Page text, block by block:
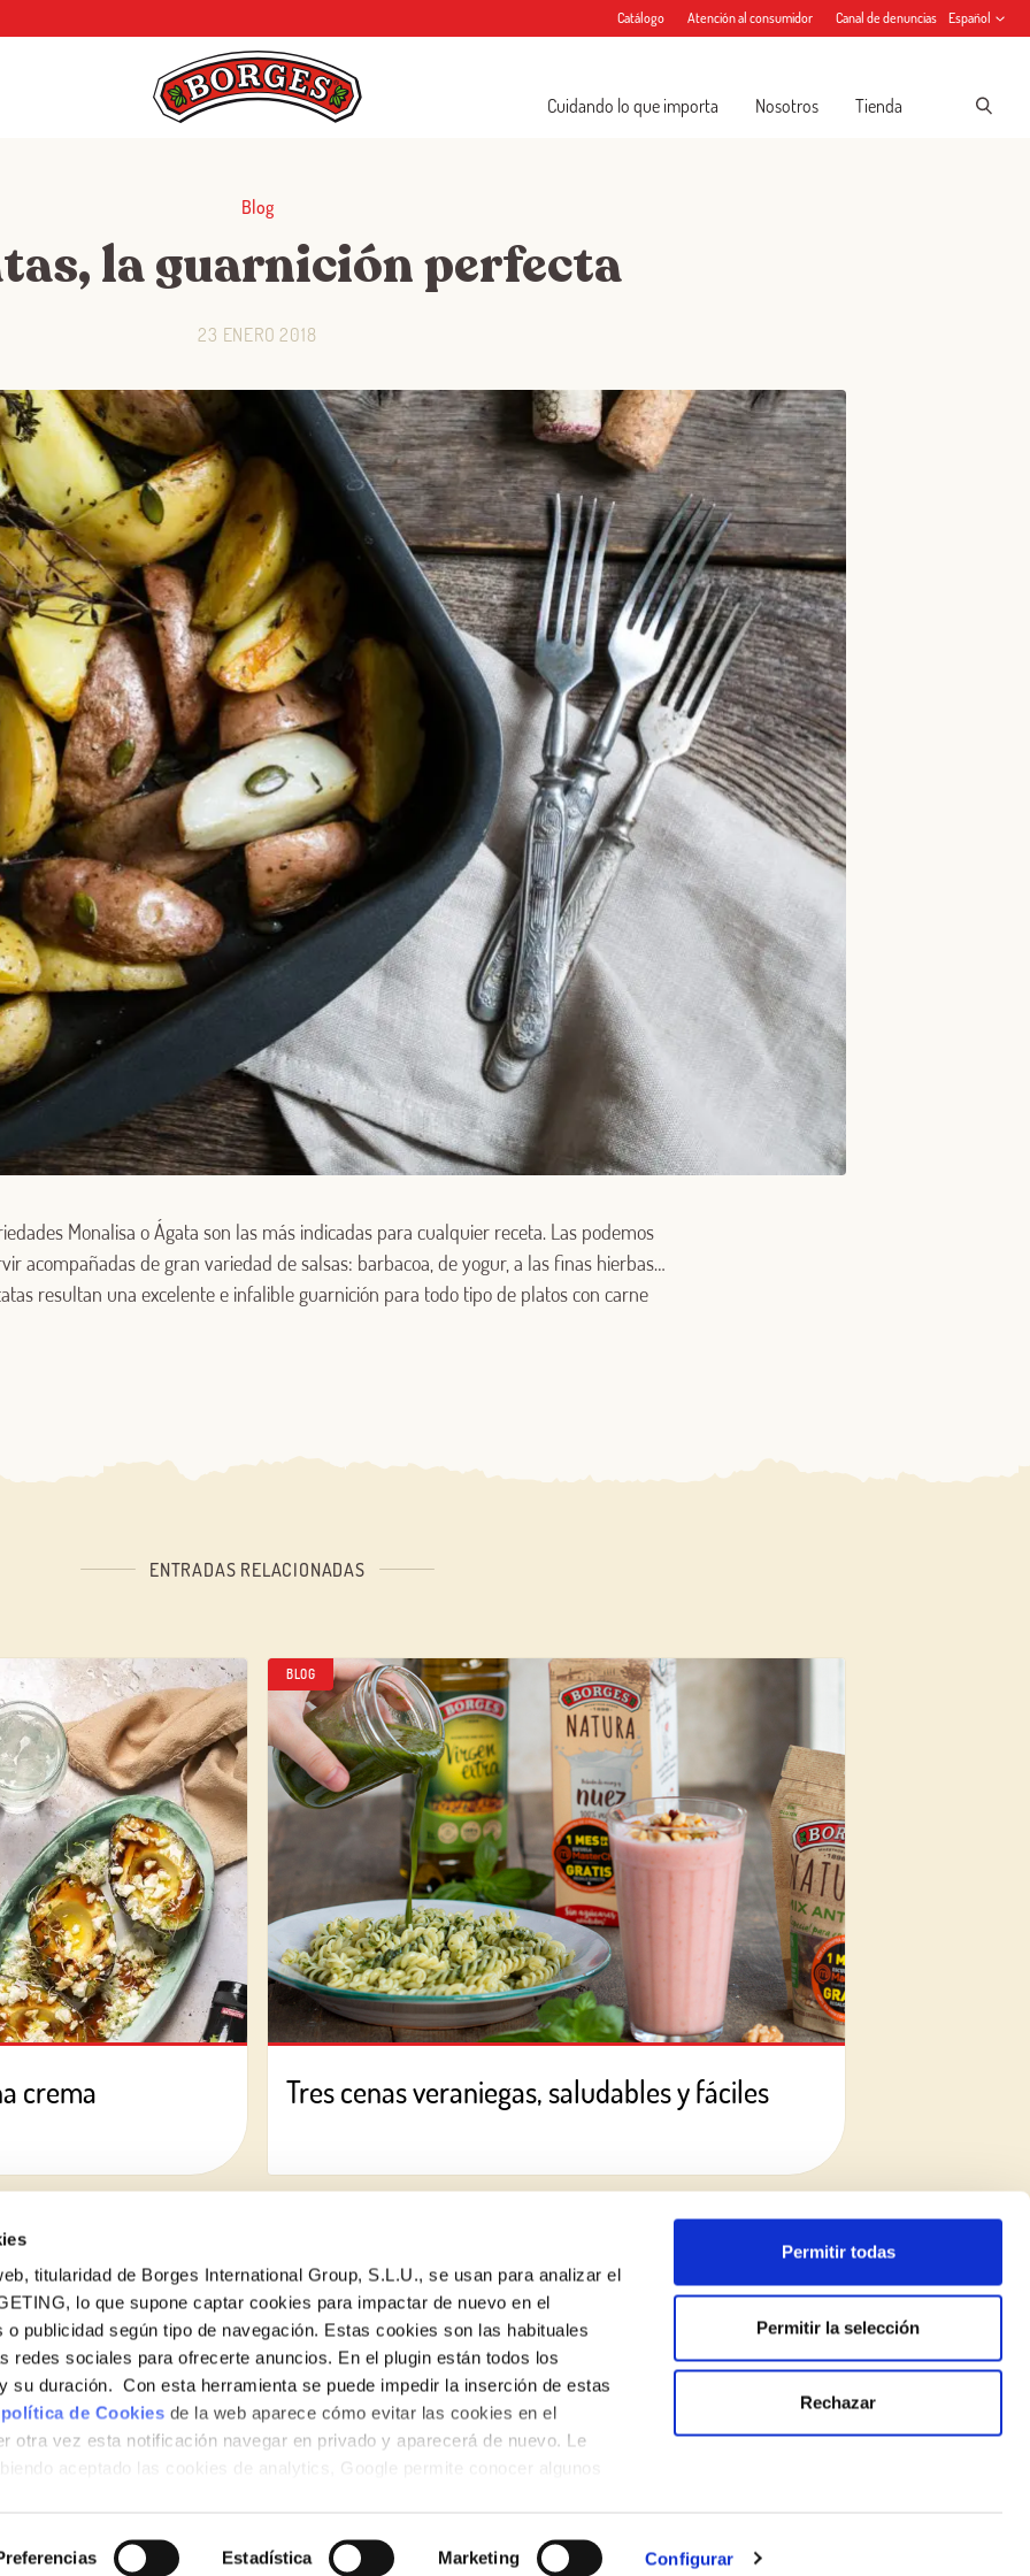
titularidad de Borges International Group, S.L.U., se usan para analizar el
lo que supone captar cookies para impactar de nuevo en el
publicidad según tipo de navegación. Estas cookies son las habituales
redes sociales para ofrecerte anuncios. En el plugin están todos los
su duración. Con esta herramienta se puede impedir la inserción de estas
de Cookies de la web aparece cómo evitar las cookies en el
otra vez esta notificación navegar en privado y aparecerá de nuevo. Le
aceptado las cookies de analytics, Google permite conocer algunos
Estadística Marketing Configurar
Permitir todas
Permitir la selección
Rechazar
Catálogo Atención al consumidor Canal de denuncias Español
Cuidando lo que importa Nosotros Tienda
Blog
la guarnición perfecta
23 ENERO 2018
Monalisa o Ágata son las más indicadas para cualquier receta. Las podemos
acompañadas de gran variedad de salsas: barbacoa, de yogur, a las finas hierbas…
resultan una excelente e infalible guarnición para todo tipo de platos con carne
ENTRADAS RELACIONADAS
crema
BLOG
Tres cenas veraniegas, saludables y fáciles
¿Quieres conocer todas nuestras novedades?
Suscríbete a la newsletter de Borges
Newsletter
Política de privacidad
Aviso legal
Made with♥by
Log in with Google
Iniciar sesión con Facebook
O CON TU DIRECCIÓN DE CORREO ELECTRÓNICO
Iniciar sesión